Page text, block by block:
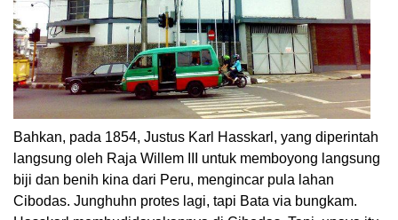
Bahkan, pada 1854, Justus Karl Hasskarl, yang diperintah
langsung oleh Raja Willem III untuk memboyong langsung
biji dan benih kina dari Peru, mengincar pula lahan
Cibodas. Junghuhn protes lagi, tapi Bata via bungkam.